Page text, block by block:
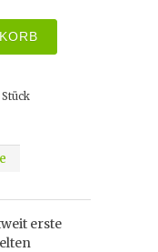
Stück
erste